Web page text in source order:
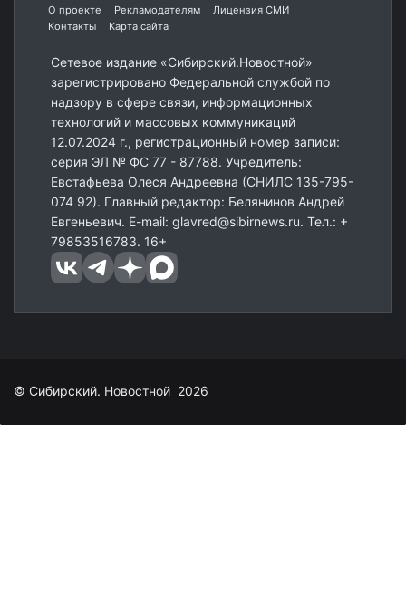
О проекте Рекламодателям
Лицензия СМИ
Контакты
Карта сайта
Сетевое издание «Сибирский.Новостной»
зарегистрировано Федеральной службой по
надзору в сфере связи, информационных
технологий и массовых коммуникаций
12.07.2024 г., регистрационный номер записи:
серия ЭЛ № ФС 77 - 87788. Учредитель:
Евстафьева Олеся Андреевна (СНИЛС 135-795-
074 92). Главный редактор: Белянинов Андрей
Евгеньевич. E-mail: glavred@sibirnews.ru. Тел.: +
79853516783. 16+
© Сибирский. Новостной 2026